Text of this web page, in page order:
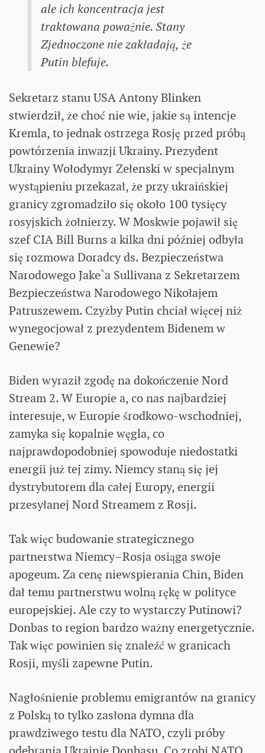
ale ich koncentracja jest
traktowana poważnie. Stany
Zjednoczone nie zakładają, że
Putin blefuje.
Sekretarz stanu USA Antony Blinken
stwierdził, że choć nie wie, jakie są intencje
Kremla, to jednak ostrzega Rosję przed próbą
powtórzenia inwazji Ukrainy. Prezydent
Ukrainy Wołodymyr Zełenski w specjalnym
wystąpieniu przekazał, że przy ukraińskiej
granicy zgromadziło się około 100 tysięcy
rosyjskich żołnierzy. W Moskwie pojawił się
szef CIA Bill Burns a kilka dni później odbyła
się rozmowa Doradcy ds. Bezpieczeństwa
Narodowego Jake`a Sullivana z Sekretarzem
Bezpieczeństwa Narodowego Nikołajem
Patruszewem. Czyżby Putin chciał więcej niż
wynegocjował z prezydentem Bidenem w
Genewie?
Biden wyraził zgodę na dokończenie Nord
Stream 2. W Europie a, co nas najbardziej
interesuje, w Europie środkowo-wschodniej,
zamyka się kopalnie węgla, co
najprawdopodobniej spowoduje niedostatki
energii już tej zimy. Niemcy staną się jej
dystrybutorem dla całej Europy, energii
przesyłanej Nord Streamem z Rosji.
Tak więc budowanie strategicznego
partnerstwa Niemcy–Rosja osiąga swoje
apogeum. Za cenę niewspierania Chin, Biden
dał temu partnerstwu wolną rękę w polityce
europejskiej. Ale czy to wystarczy Putinowi?
Donbas to region bardzo ważny energetycznie.
Tak więc powinien się znaleźć w granicach
Rosji, myśli zapewne Putin.
Nagłośnienie problemu emigrantów na granicy
z Polską to tylko zasłona dymna dla
prawdziwego testu dla NATO, czyli próby